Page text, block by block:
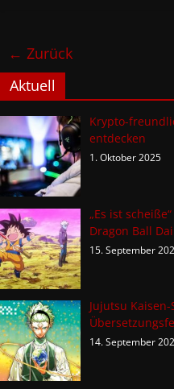
← Zurück
Aktuell
Krypto-
entdecken
1. Oktober 2025
„Es ist
Dragon Ball
15. September
Jujutsu
14. September